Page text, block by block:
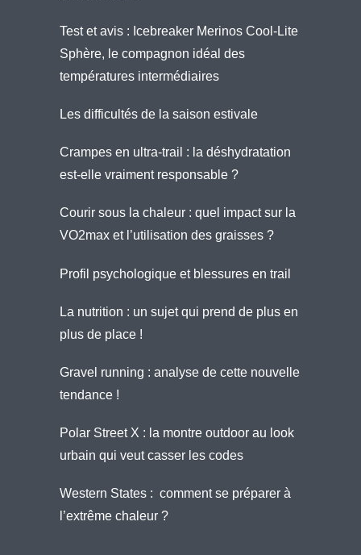
Test et avis : Icebreaker Merinos Cool-Lite
Sphère, le compagnon idéal des
températures intermédiaires
Les difficultés de la saison estivale
Crampes en ultra-trail : la déshydratation
est-elle vraiment responsable ?
Courir sous la chaleur : quel impact sur la
VO2max et l’utilisation des graisses ?
Profil psychologique et blessures en trail
La nutrition : un sujet qui prend de plus en
plus de place !
Gravel running : analyse de cette nouvelle
tendance !
Polar Street X : la montre outdoor au look
urbain qui veut casser les codes
Western States : comment se préparer à
l’extrême chaleur ?